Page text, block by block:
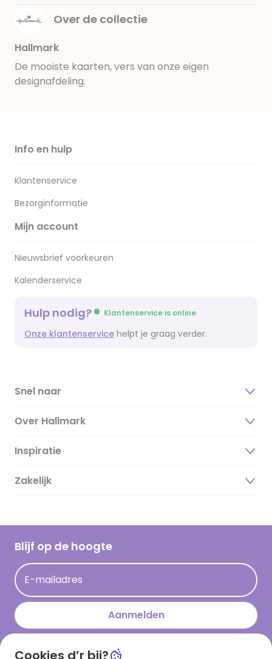
Over de collectie
Hallmark
De mooiste kaarten, vers van onze eigen
designafdeling.
Info en hulp
Klantenservice
Bezorginformatie
Mijn account
Nieuwsbrief voorkeuren
Kalenderservice
Hulp nodig? Klantenservice is online
Onze klantenservice helpt je graag verder.
Snel naar
Over Hallmark
Over ons
Duurzaamheid
Hallmark Kaartclub
Acties
Persberichten
Hallmark en Kinderpostzegels
Inspiratie
Magazine
Cadeau inspiratie
Kaartinspiratie
Zakelijk
Blijf op de hoogte
E-mailadres
Aanmelden
Cookies d’r bij?